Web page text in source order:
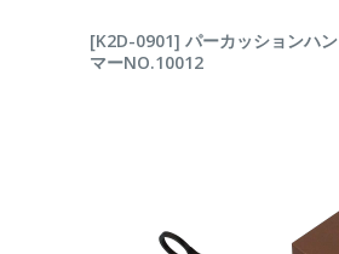
続きを読む
[K2D-0901] パーカッションハン
マーNO.10012